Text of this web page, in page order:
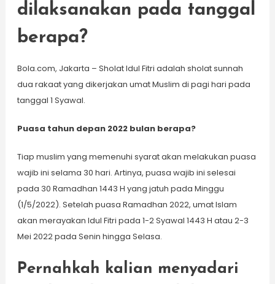
dilaksanakan pada tanggal
berapa?
Bola.com, Jakarta – Sholat Idul Fitri adalah sholat sunnah
dua rakaat yang dikerjakan umat Muslim di pagi hari pada
tanggal 1 Syawal.
Puasa tahun depan 2022 bulan berapa?
Tiap muslim yang memenuhi syarat akan melakukan puasa
wajib ini selama 30 hari. Artinya, puasa wajib ini selesai
pada 30 Ramadhan 1443 H yang jatuh pada Minggu
(1/5/2022). Setelah puasa Ramadhan 2022, umat Islam
akan merayakan Idul Fitri pada 1-2 Syawal 1443 H atau 2-3
Mei 2022 pada Senin hingga Selasa.
Pernahkah kalian menyadari